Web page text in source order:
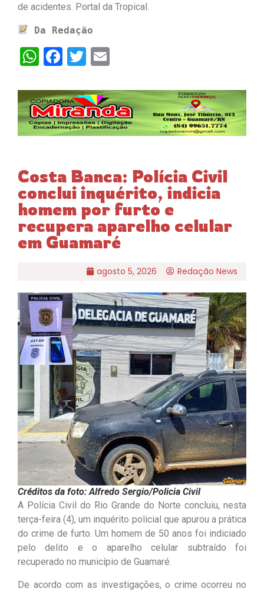
de acidentes. Portal da Tropical.
Da Redação
WhatsApp
Facebook
Twitter
Costa Banca: Polícia Civil
conclui inquérito, indicia
homem por furto e
recupera aparelho celular
em Guamaré
agosto 5, 2026 Redação News
Créditos da foto: Alfredo Sergio/Policia Civil
A Polícia Civil do Rio Grande do Norte concluiu, nesta
terça-feira (4), um inquérito policial que apurou a prática
do crime de furto. Um homem de 50 anos foi indiciado
pelo delito e o aparelho celular subtraído foi
recuperado no município de Guamaré.
De acordo com as investigações, o crime ocorreu no